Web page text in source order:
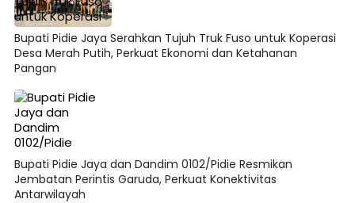
Bupati Pidie Jaya Serahkan Tujuh Truk Fuso untuk Koperasi
Desa Merah Putih, Perkuat Ekonomi dan Ketahanan
Pangan
Bupati Pidie Jaya dan Dandim 0102/Pidie Resmikan
Jembatan Perintis Garuda, Perkuat Konektivitas
Antarwilayah